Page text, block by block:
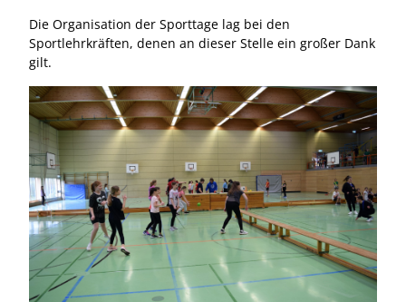
Die Organisation der Sporttage lag bei den
Sportlehrkräften, denen an dieser Stelle ein großer Dank
gilt.